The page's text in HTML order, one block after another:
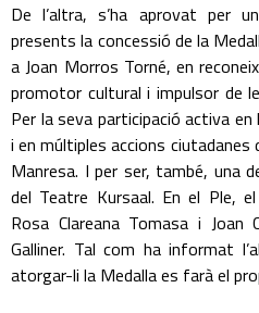
De l’altra, s’ha aprovat per
presents la concessió de la
a Joan Morros Torné, en
promotor cultural i impulsor de
Per la seva participació activa
i en múltiples accions
Manresa. I per ser, també, una
del Teatre Kursaal. En el Ple,
Rosa Clareana Tomasa i Joan
Galliner. Tal com ha informat
atorgar-li la Medalla es farà el